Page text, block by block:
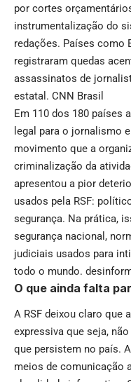
por cortes
instrumentalização do
redações. Países como
registraram quedas
assassinatos de
estatal. CNN Brasil
Em 110 dos 180 países
legal para o jornalismo
movimento que a
criminalização da
apresentou a pior
usados pela RSF:
segurança. Na prática,
segurança nacional,
judiciais usados para
todo o mundo.
O que ainda falta
A RSF deixou claro que
expressiva que seja,
que persistem no país.
meios de comunicação